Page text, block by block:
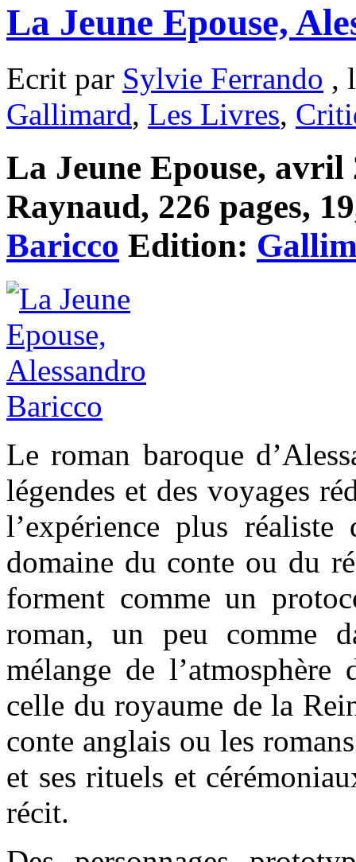
La Jeune Epouse,
Ecrit par Sylvie Ferrando ,
Gallimard, Les Livres,
La Jeune Epouse,
Raynaud, 226 pages,
Baricco Edition:
Le roman baroque
légendes et des voyages
l’expérience plus réaliste
domaine du conte ou du
forment comme un
roman, un peu comme
mélange de
celle du royaume de la
conte anglais ou les
et ses rituels et
récit.